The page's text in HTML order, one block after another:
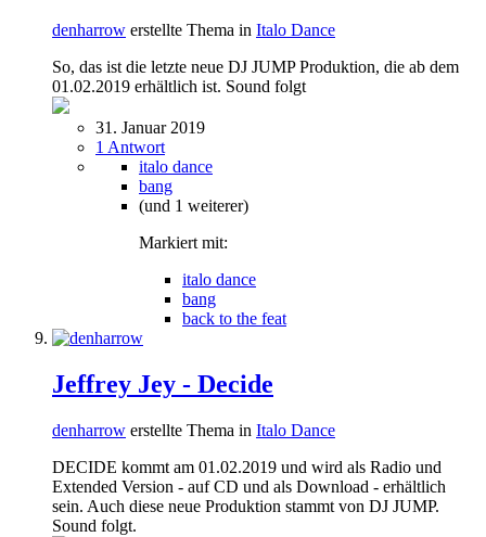
denharrow erstellte Thema in Italo Dance
So, das ist die letzte neue DJ JUMP Produktion, die ab dem
01.02.2019 erhältlich ist. Sound folgt
31. Januar 2019
1 Antwort
italo dance
bang
(und 1 weiterer)
Markiert mit:
italo dance
bang
back to the feat
Jeffrey Jey - Decide
denharrow erstellte Thema in Italo Dance
DECIDE kommt am 01.02.2019 und wird als Radio und
Extended Version - auf CD und als Download - erhältlich
sein. Auch diese neue Produktion stammt von DJ JUMP.
Sound folgt.